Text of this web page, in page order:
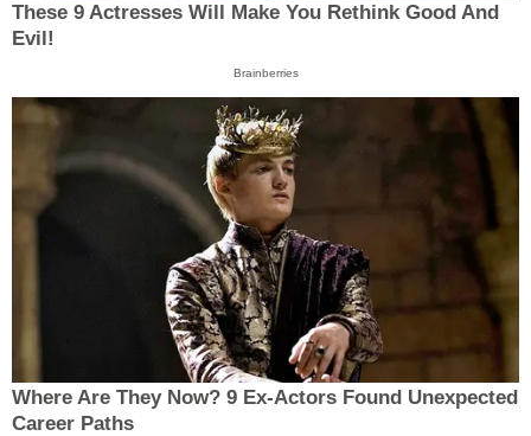
These 9 Actresses Will Make You Rethink Good And
Evil!
Brainberries
Where Are They Now? 9 Ex-Actors Found Unexpected
Career Paths